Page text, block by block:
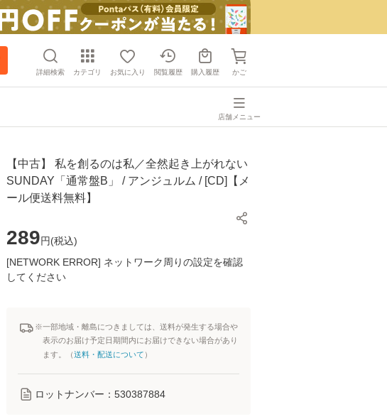
詳細検索 カテゴリ お気に入り 閲覧履歴 購入履歴 かご
店舗メニュー
【中古】 私を創るのは私／全然起き上がれない
SUNDAY「通常盤B」 / アンジュルム / [CD]【メ
ール便送料無料】
289円(税込)
[NETWORK ERROR] ネットワーク周りの設定を確認
してください
※一部地域・離島につきましては、送料が発生する場合や
表示のお届け予定日期間内にお届けできない場合があり
ます。（送料・配送について ）
ロットナンバー： 530387884